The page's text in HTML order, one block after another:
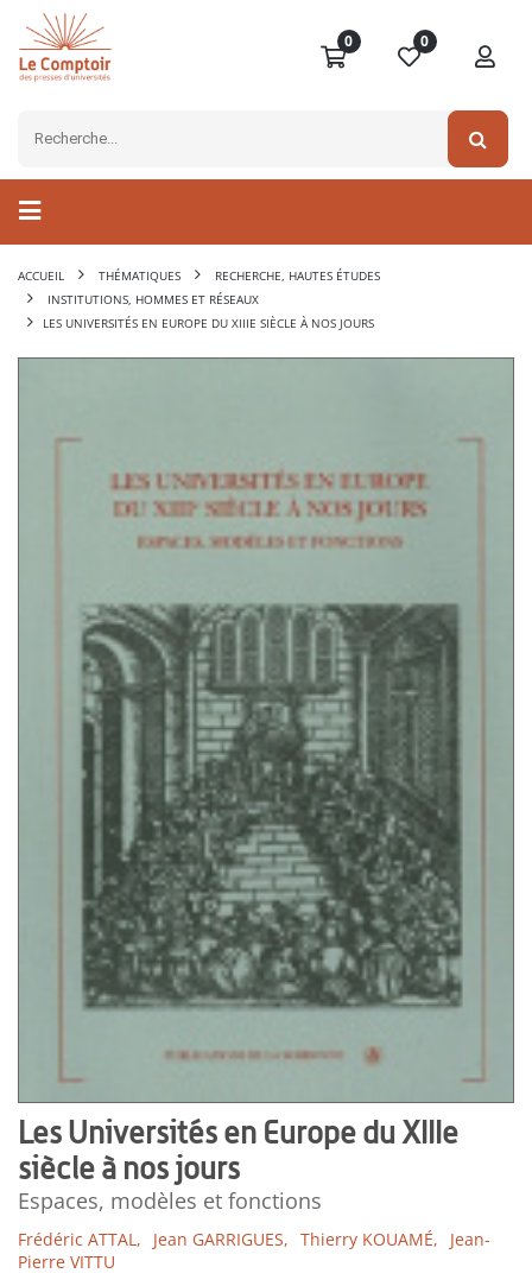
0 0
ACCUEIL THÉMATIQUES
RECHERCHE, HAUTES ÉTUDES
INSTITUTIONS, HOMMES ET RÉSEAUX
LES UNIVERSITÉS EN EUROPE DU XIIIE SIÈCLE À NOS JOURS
Les Universités en Europe du XIIIe
siècle à nos jours
Espaces, modèles et fonctions
Frédéric ATTAL, Jean GARRIGUES, Thierry KOUAMÉ,
Jean-
Pierre VITTU